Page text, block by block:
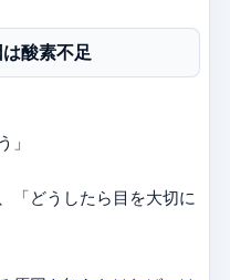
酸素不足
」
「どうしたら目を大切に